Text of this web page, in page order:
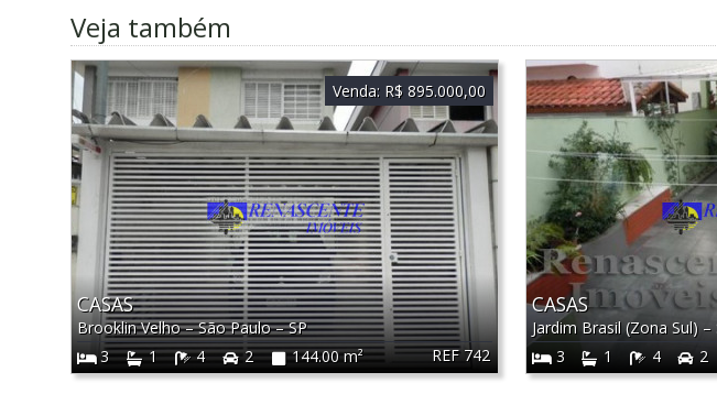
Veja também
REF 742
CASAS
Brooklin Velho–São Paulo–SP
3
1 4 2 144.00 m²
Venda: R$ 895.000,00
CASAS
Jardim Brasil (Zona Sul) –
3
1 4 2